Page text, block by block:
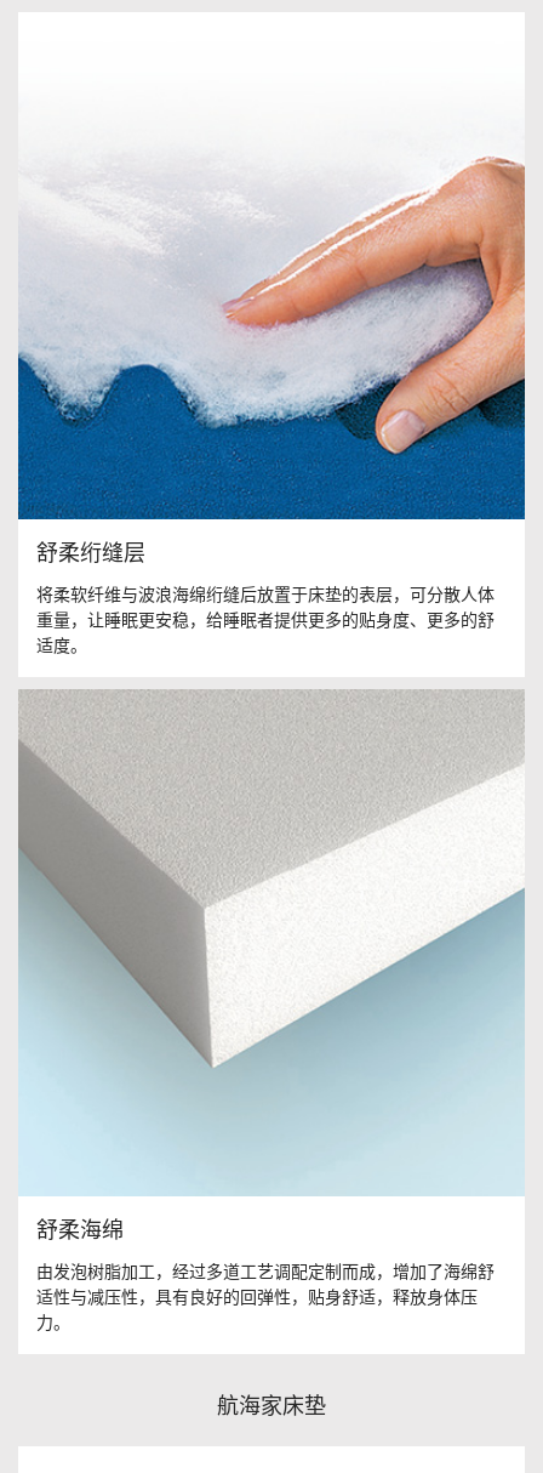
舒柔绗缝层
将柔软纤维与波浪海绵绗缝后放置于床垫的表层，可分散人体
重量，让睡眠更安稳，给睡眠者提供更多的贴身度、更多的舒
适度。
舒柔海绵
由发泡树脂加工，经过多道工艺调配定制而成，增加了海绵舒
适性与减压性，具有良好的回弹性，贴身舒适，释放身体压
力。
航海家床垫